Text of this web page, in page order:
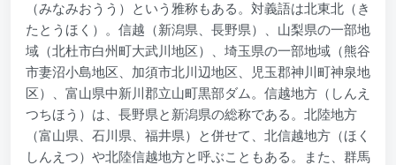
（みなみおうう）という雅称もある。対義語は北東北（き
たとうほく）。信越（新潟県、長野県）、山梨県の一部地
域（北杜市白州町大武川地区）、埼玉県の一部地域（熊谷
市妻沼小島地区、加須市北川辺地区、児玉郡神川町神泉地
区）、富山県中新川郡立山町黒部ダム。信越地方（しんえ
つちほう）は、長野県と新潟県の総称である。北陸地方
（富山県、石川県、福井県）と併せて、北信越地方（ほく
しんえつ）や北陸信越地方と呼ぶこともある。また、群馬